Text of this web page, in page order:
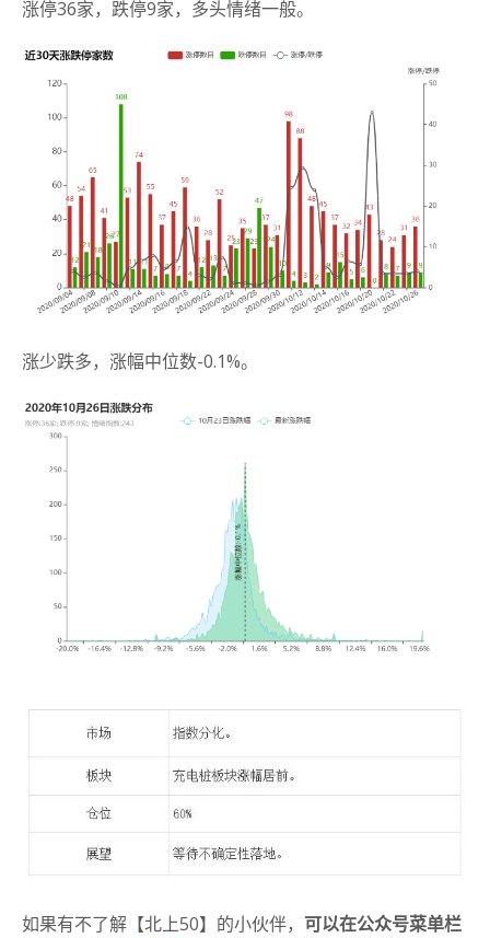
涨停36家，跌停9家，多头情绪一般。
涨少跌多，涨幅中位数-0.1%。
如果有不了解【北上50】的小伙伴， 可以在公众号菜单栏